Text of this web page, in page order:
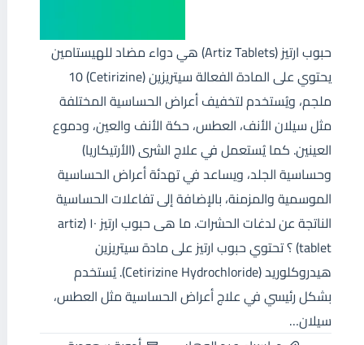
حبوب ارتيز (Artiz Tablets) هي دواء مضاد للهيستامين
يحتوي على المادة الفعالة سيتريزين (Cetirizine) 10
ملجم، ويُستخدم لتخفيف أعراض الحساسية المختلفة
مثل سيلان الأنف، العطس، حكة الأنف والعين، ودموع
العينين. كما يُستعمل في علاج الشرى (الأرتيكاريا)
وحساسية الجلد، ويساعد في تهدئة أعراض الحساسية
الموسمية والمزمنة، بالإضافة إلى تفاعلات الحساسية
الناتجة عن لدغات الحشرات. ما هى حبوب ارتيز ١٠ (artiz
tablet) ؟ تحتوي حبوب ارتيز على مادة سيتريزين
هيدروكلوريد (Cetirizine Hydrochloride). يُستخدم
بشكل رئيسي في علاج أعراض الحساسية مثل العطس،
سيلان…